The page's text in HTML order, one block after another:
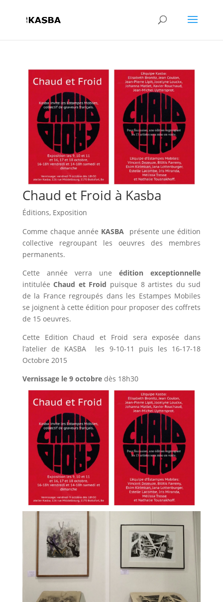
Chaud et Froid à Kasba
Éditions, Exposition
Comme chaque année KASBA présente une édition
collective regroupant les oeuvres des membres
permanents.
Cette année verra uneédition exceptionnelle
intituléeChaud et Froid puisque 8 artistes du sud
de la France regroupés dans les Estampes Mobiles
se joignent à cette édition pour proposer des coffrets
de 15 oeuvres.
Cette Edition Chaud et Froid sera exposée dans
l’atelier de KASBA les 9-10-11 puis les 16-17-18
Octobre 2015
Vernissage le 9 octobredès 18h30